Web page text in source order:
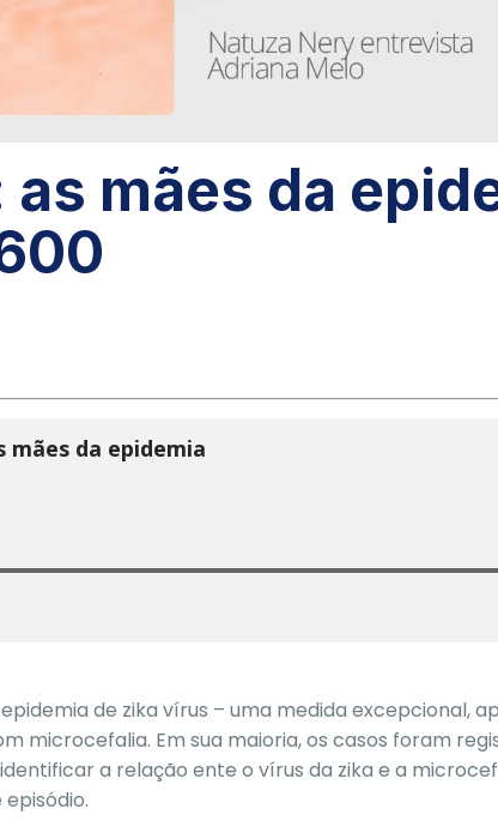
mães da
de zika vírus – uma medida excepcional,
microcefalia. Em sua maioria, os casos foram
a relação ente o vírus da zika e a